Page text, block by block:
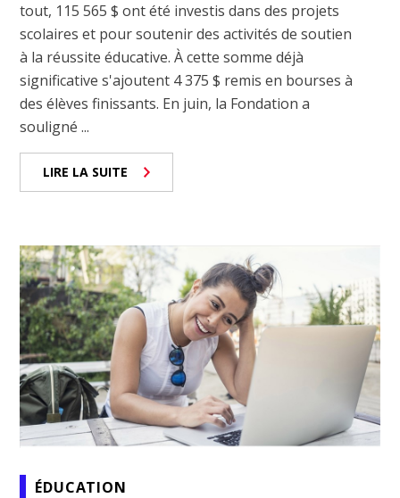
tout, 115 565 $ ont été investis dans des projets
scolaires et pour soutenir des activités de soutien
à la réussite éducative. À cette somme déjà
significative s'ajoutent 4 375 $ remis en bourses à
des élèves finissants. En juin, la Fondation a
souligné ...
LIRE LA SUITE
ÉDUCATION